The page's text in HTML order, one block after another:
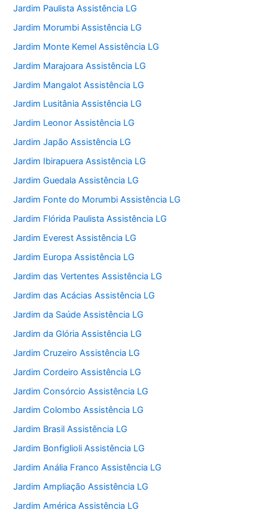
Jardim Paulista Assistência LG
Jardim Morumbi Assistência LG
Jardim Monte Kemel Assistência LG
Jardim Marajoara Assistência LG
Jardim Mangalot Assistência LG
Jardim Lusitânia Assistência LG
Jardim Leonor Assistência LG
Jardim Japão Assistência LG
Jardim Ibirapuera Assistência LG
Jardim Guedala Assistência LG
Jardim Fonte do Morumbi Assistência LG
Jardim Flórida Paulista Assistência LG
Jardim Everest Assistência LG
Jardim Europa Assistência LG
Jardim das Vertentes Assistência LG
Jardim das Acácias Assistência LG
Jardim da Saúde Assistência LG
Jardim da Glória Assistência LG
Jardim Cruzeiro Assistência LG
Jardim Cordeiro Assistência LG
Jardim Consórcio Assistência LG
Jardim Colombo Assistência LG
Jardim Brasil Assistência LG
Jardim Bonfiglioli Assistência LG
Jardim Anália Franco Assistência LG
Jardim Ampliação Assistência LG
Jardim América Assistência LG